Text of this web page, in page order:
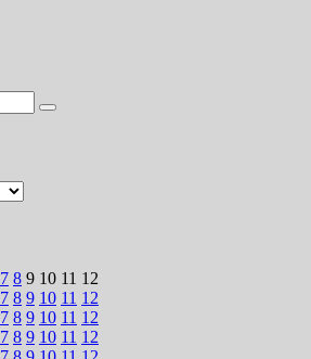
7 8 9 10 11 12
7 8 9 10 11 12
7 8 9 10 11 12
7 8 9 10 11 12